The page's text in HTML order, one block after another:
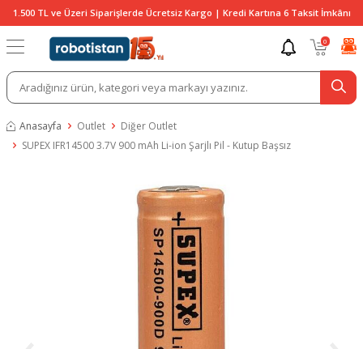
1.500 TL ve Üzeri Siparişlerde Ücretsiz Kargo | Kredi Kartına 6 Taksit İmkânı
0
Anasayfa Outlet
Diğer Outlet
SUPEX IFR14500 3.7V 900 mAh Li-ion Şarjlı Pil - Kutup Başsız